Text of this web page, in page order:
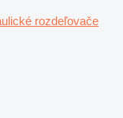
rozdeľovače